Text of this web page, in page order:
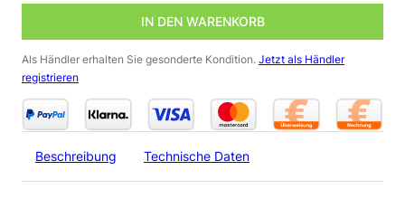
IN DEN WARENKORB
Als Händler erhalten Sie gesonderte Kondition. Jetzt als Händler
registrieren
Beschreibung Technische Daten